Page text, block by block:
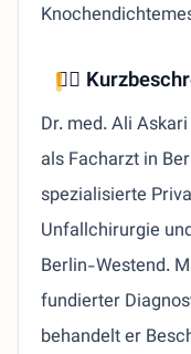
👨‍⚕️
Dr. med. Ali
als Facharzt in
spezialisierte
Unfallchirurgie
Berlin-Westend.
fundierter
behandelt er